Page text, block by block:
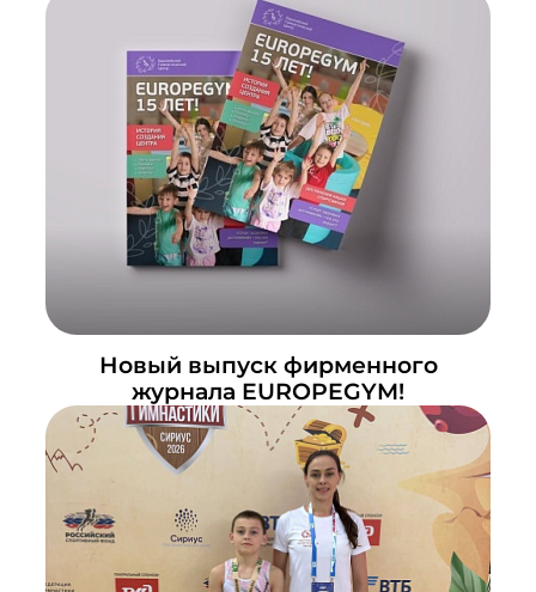
Новый выпуск фирменного
журнала EUROPEGYM!